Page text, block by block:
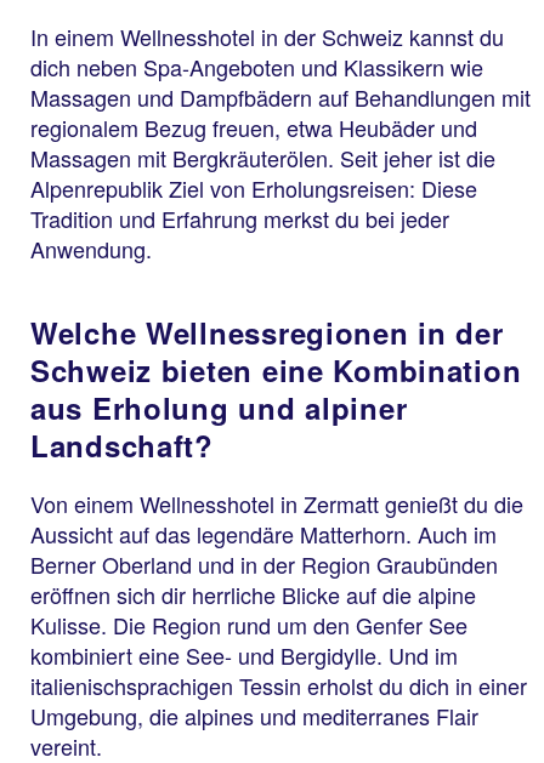
In einem Wellnesshotel in der Schweiz kannst du
dich neben Spa-Angeboten und Klassikern wie
Massagen und Dampfbädern auf Behandlungen mit
regionalem Bezug freuen, etwa Heubäder und
Massagen mit Bergkräuterölen. Seit jeher ist die
Alpenrepublik Ziel von Erholungsreisen: Diese
Tradition und Erfahrung merkst du bei jeder
Anwendung.
Welche Wellnessregionen in der
Schweiz bieten eine Kombination
aus Erholung und alpiner
Landschaft?
Von einem Wellnesshotel in Zermatt genießt du die
Aussicht auf das legendäre Matterhorn. Auch im
Berner Oberland und in der Region Graubünden
eröffnen sich dir herrliche Blicke auf die alpine
Kulisse. Die Region rund um den Genfer See
kombiniert eine See- und Bergidylle. Und im
italienischsprachigen Tessin erholst du dich in einer
Umgebung, die alpines und mediterranes Flair
vereint.